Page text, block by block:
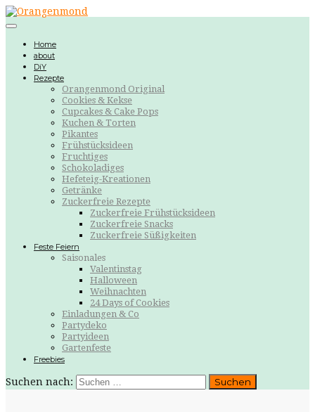
Home
about
DiY
Rezepte
Orangenmond Original
Cookies & Kekse
Cupcakes & Cake Pops
Kuchen & Torten
Pikantes
Frühstücksideen
Fruchtiges
Schokoladiges
Hefeteig-Kreationen
Getränke
Zuckerfreie Rezepte
Zuckerfreie Frühstücksideen
Zuckerfreie Snacks
Zuckerfreie Süßigkeiten
Feste Feiern
Saisonales
Valentinstag
Halloween
Weihnachten
24 Days of Cookies
Einladungen & Co
Partydeko
Partyideen
Gartenfeste
Freebies
Suchen nach: